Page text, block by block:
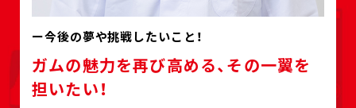
今後の夢や挑戦したいこと！
ガムの魅力を再び高める、その一翼を
担いたい！